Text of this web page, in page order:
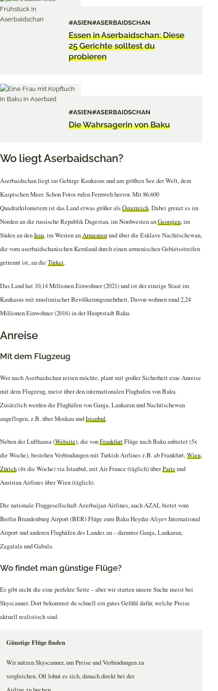
#ASIEN#ASERBAIDSCHAN
Essen in Aserbaidschan: Diese
25 Gerichte solltest du
probieren
#ASIEN#ASERBAIDSCHAN
Die Wahrsagerin von Baku
Wo liegt Aserbaidschan?
Aserbaidschan liegt im Gebirge Kaukasus und am größten See der Welt, dem
Kaspischen Meer. Schon Fotos rufen Fernweh hervor. Mit 86.600
Quadratkilometern ist das Land etwas größer alsÖsterreich. Dabei grenzt es im
Norden an die russische Republik Dagestan, im Nordwesten anGeorgien, im
Süden an denIran, im Westen anArmenienund über die Exklave Nachitschewan,
die vom aserbaidschanischen Kernland durch einen armenischen Gebietsstreifen
getrennt ist, an die Türkei.
Das Land hat 10,14 Millionen Einwohner (2021) und ist der einzige Staat im
Kaukasus mit muslimischer Bevölkerungsmehrheit. Davon wohnen rund 2,24
Millionen Einwohner (2016) in der Hauptstadt Baku.
Anreise
Mit dem Flugzeug
Wer nach Aserbaidschan reisen möchte, plant mit großer Sicherheit eine Anreise
mit dem Flugzeug, meist über den internationalen Flughafen von Baku.
Zusätzlich werden die Flughäfen von Ganja, Lankaran und Nachitschewan
angeflogen, z.B. über Moskau undIstanbul.
Neben der Lufthansa (Website), die vonFrankfurtFlüge nach Baku anbietet (5x
die Woche), bestehen Verbindungen mit Turkish Airlines z.B. ab Frankfurt,Wien,
Zürich(4x die Woche) via Istanbul, mit Air France (täglich) überParisund
Austrian Airlines über Wien (täglich).
Die nationale Fluggesellschaft Azerbaijan Airlines, auch AZAL bietet vom
Berlin Brandenburg Airport (BER) Flüge zum Baku Heydar Aliyev International
Airport und anderen Flughäfen des Landes an – darunter Ganja, Lankaran,
Zagatala und Gabala.
Wo findet man günstige Flüge?
Es gibt nicht die eine perfekte Seite – aber wir starten unsere Suche meist bei
Skyscanner. Dort bekommst du schnell ein gutes Gefühl dafür, welche Preise
aktuell realistisch sind.
Günstige Flüge finden
Wir nutzen Skyscanner, um Preise und Verbindungen zu
vergleichen. Oft lohnt es sich, danach direkt bei der